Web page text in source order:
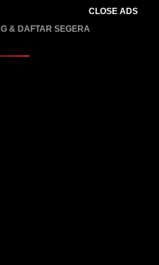
CLOSE ADS
& DAFTAR SEGERA